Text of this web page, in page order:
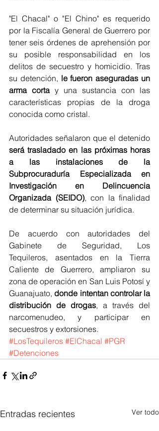
"El Chacal" o "El Chino" es requerido
por la Fiscalía General de Guerrero por
tener seis órdenes de aprehensión por
su posible responsabilidad en los
delitos de secuestro y homicidio. Tras
su detención, le fueron aseguradas un
arma corta y una sustancia con las
características propias de la droga
conocida como cristal.
será trasladado en las próximas horas
a las instalaciones de la
Subprocuraduría Especializada en
Investigación en Delincuencia
Organizada (SEIDO), con la finalidad
de determinar su situación jurídica.
De acuerdo con autoridades del
Gabinete de Seguridad, Los
Tequileros, asentados en la Tierra
Caliente de Guerrero, ampliaron su
zona de operación en San Luis Potosí y
Guanajuato, donde intentan controlar la
distribución de drogas, a través del
narcomenudeo, y participar en
secuestros y extorsiones.
#LosTequileros #ElChacal #PGR
#Detenciones
Entradas recientes Ver todo